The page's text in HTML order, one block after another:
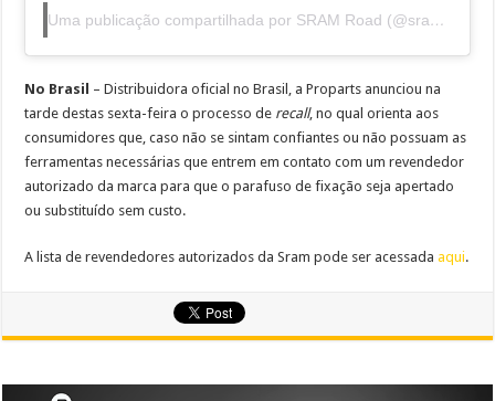
Uma publicação compartilhada por SRAM Road (@sramroad)
No Brasil – Distribuidora oficial no Brasil, a Proparts anunciou na
tarde destas sexta-feira o processo de recall, no qual orienta aos
consumidores que, caso não se sintam confiantes ou não possuam as
ferramentas necessárias que entrem em contato com um revendedor
autorizado da marca para que o parafuso de fixação seja apertado
ou substituído sem custo.
A lista de revendedores autorizados da Sram pode ser acessadaaqui.